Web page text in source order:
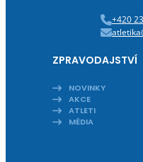
+420
ZPRAVODAJSTVÍ
NOVINKY
AKCE
ATLETI
MÉDIA